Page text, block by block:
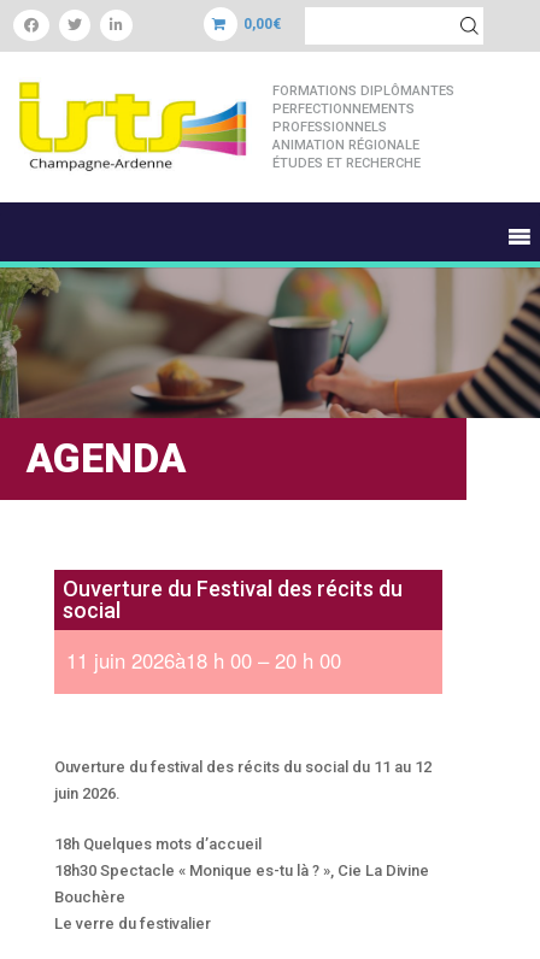
0,00€
FORMATIONS DIPLÔMANTES
PERFECTIONNEMENTS
PROFESSIONNELS
ANIMATION RÉGIONALE
ÉTUDES ET RECHERCHE
AGENDA
Ouverture du Festival des récits du
social
11 juin 2026à18 h 00 – 20 h 00
Ouverture du festival des récits du social du 11 au 12
juin 2026.
18h Quelques mots d’accueil
18h30 Spectacle « Monique es-tu là ? », Cie La Divine
Bouchère
Le verre du festivalier